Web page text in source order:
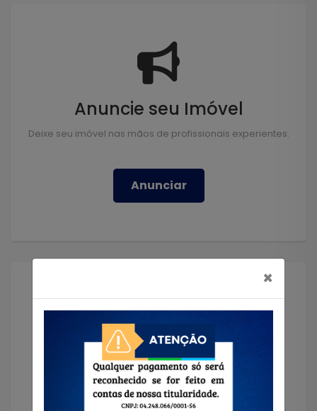
×
Anuncie seu Imóvel
Deixe seu imóvel nas mãos de profissionais experientes.
Anunciar
Solicitar Imóvel
Encontramos o imóvel que você precisa!